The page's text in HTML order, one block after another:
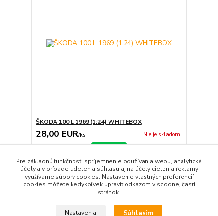
ŠKODA 100 L 1969 (1:24) WHITEBOX
28,00 EUR/ks Nie je skladom
strana z 1
Pre základnú funkčnosť, spríjemnenie používania webu, analytické
účely a v prípade udelenia súhlasu aj na účely cielenia reklamy
využívame súbory cookies. Nastavenie vlastných preferencií
cookies môžete kedykoľvek upraviť odkazom v spodnej časti
stránok.
Nastavenia Súhlasím